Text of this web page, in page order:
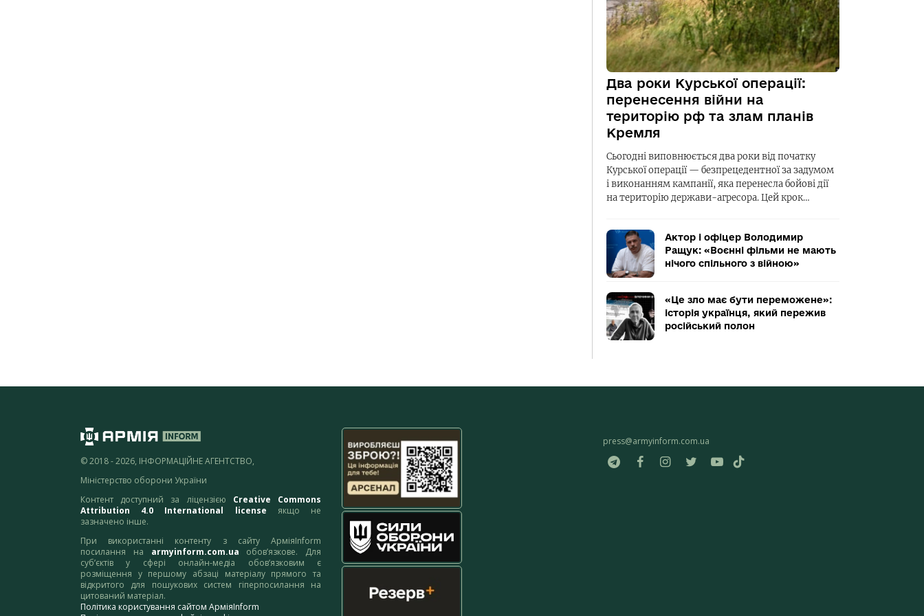
Два роки Курської операції:
перенесення війни на
територію рф та злам планів
Кремля
Сьогодні виповнюється два роки від початку
Курської операції — безпрецедентної за задумом
і виконанням кампанії, яка перенесла бойові дії
на територію держави-агресора. Цей крок…
Актор і офіцер Володимир
Ращук: «Воєнні фільми не мають
нічого спільного з війною»
«Це зло має бути переможене»:
історія українця, який пережив
російський полон
© 2018 - 2026, ІНФОРМАЦІЙНЕ АГЕНТСТВО,
Міністерство оборони України
Контент доступний за ліцензією Creative Commons
Attribution 4.0 International license якщо не
зазначено інше.
При використанні контенту з сайту АрміяInform
посилання на armyinform.com.ua обов’язкове. Для
суб’єктів у сфері онлайн-медіа обов’язковим є
розміщення у першому абзаці матеріалу прямого та
відкритого для пошукових систем гіперпосилання на
цитований матеріал.
Політика користування сайтом АрміяInform
press@armyinform.com.ua